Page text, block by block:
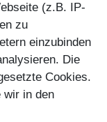
(z.B. IP-
zu
einzubinden
Die
Cookies.
wir in den